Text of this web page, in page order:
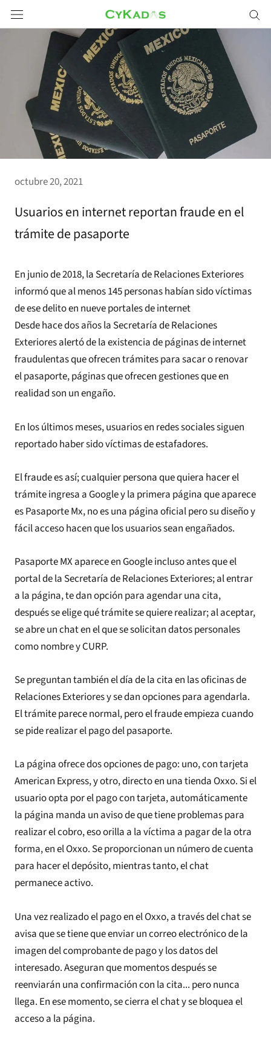
Saltar
a
octubre 20, 2021
Usuarios en internet reportan fraude en el
trámite de pasaporte
En junio de 2018, la Secretaría de Relaciones Exteriores
informó que al menos 145 personas habían sido víctimas
de ese delito en nueve portales de internet
Desde hace dos años la Secretaría de Relaciones
Exteriores alertó de la existencia de páginas de internet
fraudulentas que ofrecen trámites para sacar o renovar
el pasaporte, páginas que ofrecen gestiones que en
realidad son un engaño.
En los últimos meses, usuarios en redes sociales siguen
reportado haber sido víctimas de estafadores.
El fraude es así; cualquier persona que quiera hacer el
trámite ingresa a Google y la primera página que aparece
es Pasaporte Mx, no es una página oficial pero su diseño y
fácil acceso hacen que los usuarios sean engañados.
Pasaporte MX aparece en Google incluso antes que el
portal de la Secretaría de Relaciones Exteriores; al entrar
a la página, te dan opción para agendar una cita,
después se elige qué trámite se quiere realizar; al aceptar,
se abre un chat en el que se solicitan datos personales
como nombre y CURP.
Se preguntan también el día de la cita en las oficinas de
Relaciones Exteriores y se dan opciones para agendarla.
El trámite parece normal, pero el fraude empieza cuando
se pide realizar el pago del pasaporte.
La página ofrece dos opciones de pago: uno, con tarjeta
American Express, y otro, directo en una tienda Oxxo. Si el
usuario opta por el pago con tarjeta, automáticamente
la página manda un aviso de que tiene problemas para
realizar el cobro, eso orilla a la víctima a pagar de la otra
forma, en el Oxxo. Se proporcionan un número de cuenta
para hacer el depósito, mientras tanto, el chat
permanece activo.
Una vez realizado el pago en el Oxxo, a través del chat se
avisa que se tiene que enviar un correo electrónico de la
imagen del comprobante de pago y los datos del
interesado. Aseguran que momentos después se
reenviarán una confirmación con la cita... pero nunca
llega. En ese momento, se cierra el chat y se bloquea el
acceso a la página.